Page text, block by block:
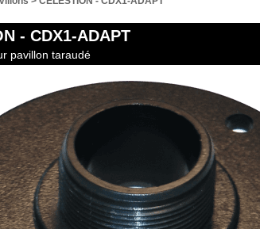
- CDX1-ADAPT
pavillon taraudé